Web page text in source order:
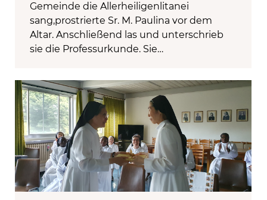
Gemeinde die Allerheiligenlitanei
sang,prostrierte Sr. M. Paulina vor dem
Altar. Anschließend las und unterschrieb
sie die Professurkunde. Sie…